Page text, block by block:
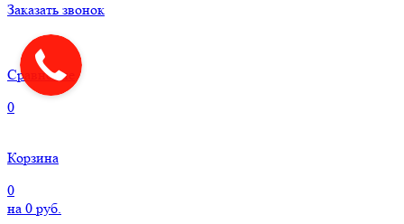
Заказать звонок
Сравнение
0
Корзина
0
на 0 руб.